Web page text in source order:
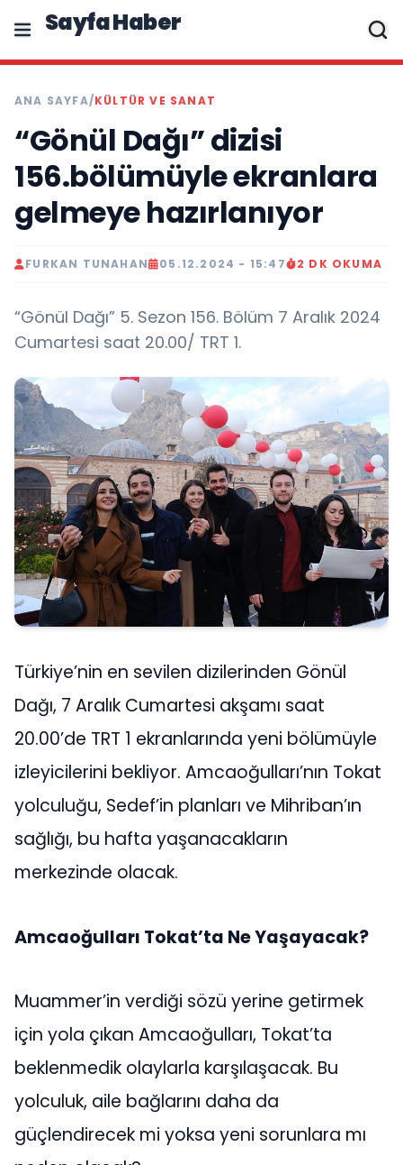
Sayfa Haber
ANA SAYFA/KÜLTÜR VE SANAT
“Gönül Dağı” dizisi
156.bölümüyle ekranlara
gelmeye hazırlanıyor
FURKAN TUNAHAN 05.12.2024 - 15:47 2 DK OKUMA
“Gönül Dağı” 5. Sezon 156. Bölüm 7 Aralık 2024
Cumartesi saat 20.00/ TRT 1.
Türkiye’nin en sevilen dizilerinden Gönül
Dağı, 7 Aralık Cumartesi akşamı saat
20.00’de TRT 1 ekranlarında yeni bölümüyle
izleyicilerini bekliyor. Amcaoğulları’nın Tokat
yolculuğu, Sedef’in planları ve Mihriban’ın
sağlığı, bu hafta yaşanacakların
merkezinde olacak.
Amcaoğulları Tokat’ta Ne Yaşayacak?
Muammer’in verdiği sözü yerine getirmek
için yola çıkan Amcaoğulları, Tokat’ta
beklenmedik olaylarla karşılaşacak. Bu
yolculuk, aile bağlarını daha da
güçlendirecek mi yoksa yeni sorunlara mı